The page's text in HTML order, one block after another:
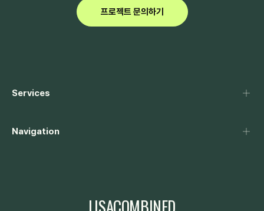
프로젝트 문의하기
Services
Navigation